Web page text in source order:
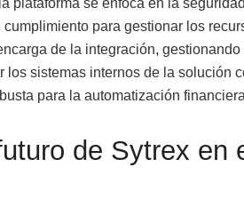
para gestionar los
de la integración,
los sistemas internos de la solución
para la automatización
de Sytrex en